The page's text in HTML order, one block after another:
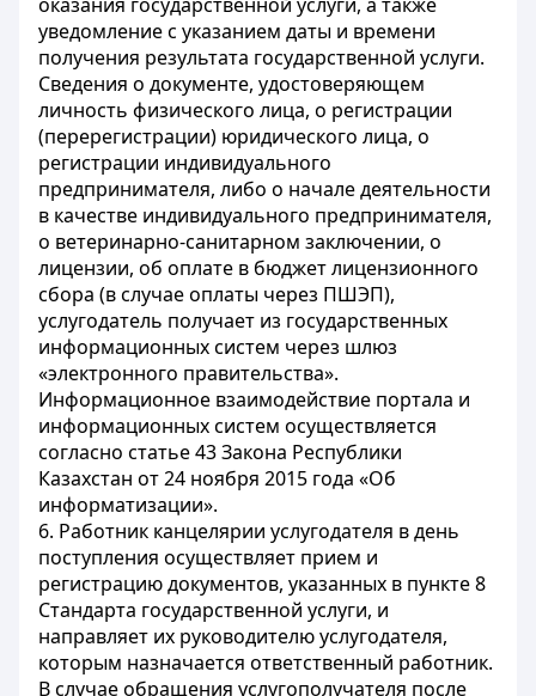
уведомление с указанием даты и времени
получения результата государственной услуги.
Сведения о документе, удостоверяющем
личность физического лица, о регистрации
(перерегистрации) юридического лица, о
регистрации индивидуального
предпринимателя, либо о начале деятельности
в качестве индивидуального предпринимателя,
о ветеринарно-санитарном заключении, о
лицензии, об оплате в бюджет лицензионного
сбора (в случае оплаты через ПШЭП),
услугодатель получает из государственных
информационных систем через шлюз
«электронного правительства».
Информационное взаимодействие портала и
информационных систем осуществляется
согласно статье 43 Закона Республики
Казахстан от 24 ноября 2015 года «Об
информатизации».
6. Работник канцелярии услугодателя в день
поступления осуществляет прием и
регистрацию документов, указанных в пункте 8
Стандарта государственной услуги, и
направляет их руководителю услугодателя,
которым назначается ответственный работник.
В случае обращения услугополучателя после